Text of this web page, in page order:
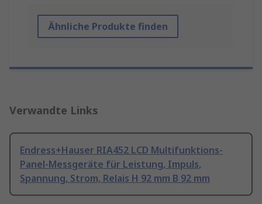
Ähnliche Produkte finden
Verwandte Links
Endress+Hauser RIA452 LCD Multifunktions-
Panel-Messgeräte für Leistung, Impuls,
Spannung, Strom, Relais H 92 mm B 92 mm